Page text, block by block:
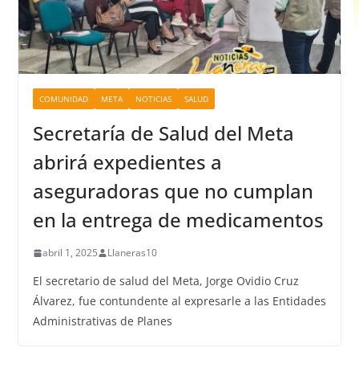
COMUNIDAD META NOTICIAS SALUD
Secretaría de Salud del Meta
abrirá expedientes a
aseguradoras que no cumplan
en la entrega de medicamentos
abril 1, 2025 Llaneras10
El secretario de salud del Meta, Jorge Ovidio Cruz
Álvarez, fue contundente al expresarle a las Entidades
Administrativas de Planes